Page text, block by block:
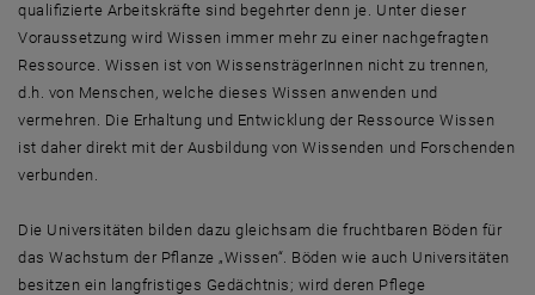
qualifizierte Arbeitskräfte sind begehrter denn je. Unter dieser
Voraussetzung wird Wissen immer mehr zu einer nachgefragten
Ressource. Wissen ist von WissensträgerInnen nicht zu trennen,
d.h. von Menschen, welche dieses Wissen anwenden und
vermehren. Die Erhaltung und Entwicklung der Ressource Wissen
ist daher direkt mit der Ausbildung von Wissenden und Forschenden
verbunden.
Die Universitäten bilden dazu gleichsam die fruchtbaren Böden für
das Wachstum der Pflanze „Wissen“. Böden wie auch Universitäten
besitzen ein langfristiges Gedächtnis; wird deren Pflege